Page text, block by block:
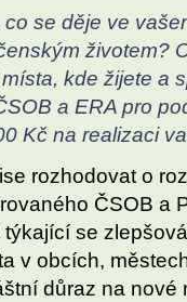
se děje ve
životem?
kde žijete a
a ERA pro
Kč na realizaci
rozhodovat o
ČSOB a
týkající se
v obcích,
důraz na